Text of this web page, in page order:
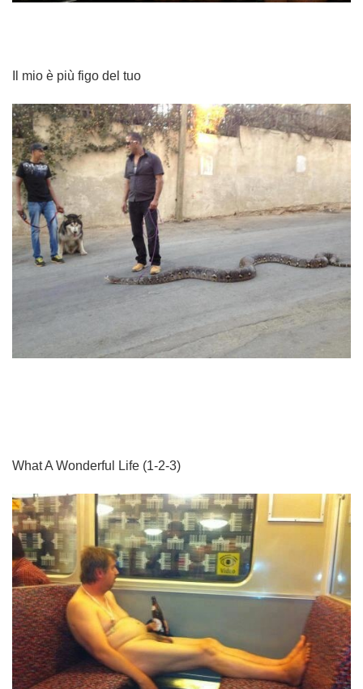
Il mio è più figo del tuo
What A Wonderful Life (1-2-3)